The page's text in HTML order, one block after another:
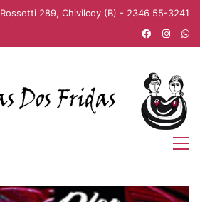
Rossetti 289, Chivilcoy (B) - 2346 55-3241